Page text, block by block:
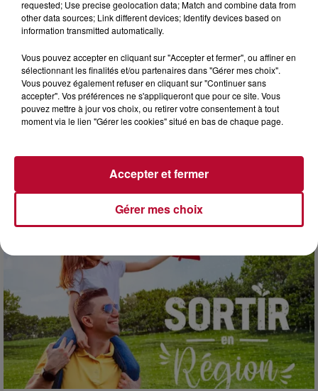
3 août 2026
SOIRÉE DJ PLAYA
requested; Use precise geolocation data; Match and combine data from
other data sources; Link different devices; Identify devices based on
information transmitted automatically.
Vous pouvez accepter en cliquant sur "Accepter et fermer", ou affiner en
sélectionnant les finalités et/ou partenaires dans "Gérer mes choix".
Vous pouvez également refuser en cliquant sur "Continuer sans
accepter". Vos préférences ne s'appliqueront que pour ce site. Vous
pouvez mettre à jour vos choix, ou retirer votre consentement à tout
moment via le lien "Gérer les cookies" situé en bas de chaque page.
Gérer mes choix
Accepter et fermer